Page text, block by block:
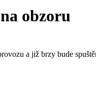
obzoru
a již brzy bude